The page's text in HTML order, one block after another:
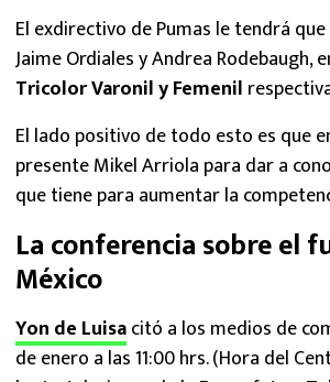
El exdirectivo de Pumas le tendrá
Jaime Ordiales y Andrea Rodebaugh,
Tricolor Varonil y Femenil
El lado positivo de todo esto es que
presente Mikel Arriola para dar a
que tiene para aumentar la
La conferencia sobre el
México
Yon de Luisacitó a los medios de
de enero a las 11:00 hrs. (Hora del